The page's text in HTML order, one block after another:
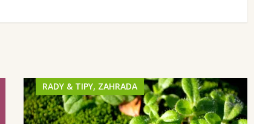
RADY & TIPY, ZAHRADA